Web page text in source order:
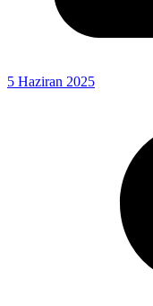
5 Haziran 2025